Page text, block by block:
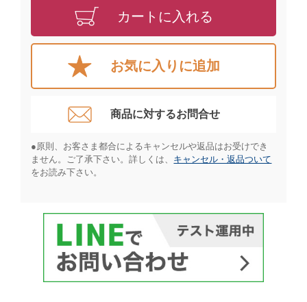
カートに入れる
お気に入りに追加
商品に対するお問合せ​
●原則、お客さま都合によるキャンセルや返品はお受けでき
ません。ご了承下さい。詳しくは、 キャンセル・返品ついて
をお読み下さい。​